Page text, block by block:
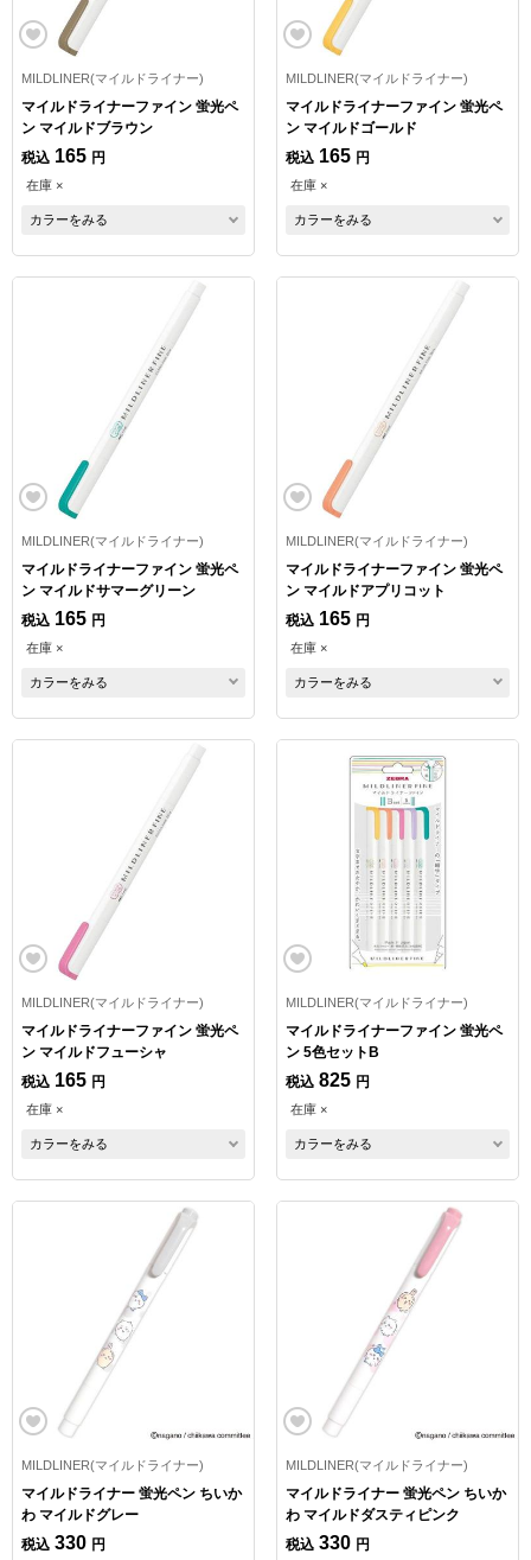
MILDLINER(マイルドライナー)
マイルドライナーファイン 蛍光ペ
ン マイルドブラウン
税込 165 円
在庫 ×
カラーをみる
MILDLINER(マイルドライナー)
マイルドライナーファイン 蛍光ペ
ン マイルドゴールド
税込 165 円
在庫 ×
カラーをみる
MILDLINER(マイルドライナー)
マイルドライナーファイン 蛍光ペ
ン マイルドサマーグリーン
税込 165 円
在庫 ×
カラーをみる
MILDLINER(マイルドライナー)
マイルドライナーファイン 蛍光ペ
ン マイルドアプリコット
税込 165 円
在庫 ×
カラーをみる
MILDLINER(マイルドライナー)
マイルドライナーファイン 蛍光ペ
ン マイルドフューシャ
税込 165 円
在庫 ×
カラーをみる
MILDLINER(マイルドライナー)
マイルドライナーファイン 蛍光ペ
ン 5色セットB
税込 825 円
在庫 ×
カラーをみる
MILDLINER(マイルドライナー)
マイルドライナー 蛍光ペン ちいか
わ マイルドグレー
税込 330 円
MILDLINER(マイルドライナー)
マイルドライナー 蛍光ペン ちいか
わ マイルドダスティピンク
税込 330 円